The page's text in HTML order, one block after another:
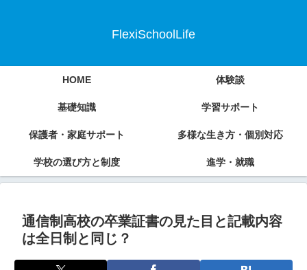
FlexiSchoolLife
HOME 体験談
基礎知識 学習サポート
保護者・家庭サポート 多様な生き方・個別対応
学校の選び方と制度 進学・就職
通信制高校の卒業証書の見た目と記載内容
は全日制と同じ？